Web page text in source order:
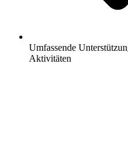
Umfassende
Aktivitäten